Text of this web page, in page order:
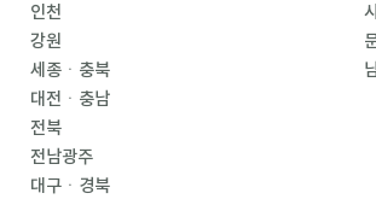
인천
강원
세종ㆍ충북
대전ㆍ충남
전북
전남광주
대구ㆍ경북